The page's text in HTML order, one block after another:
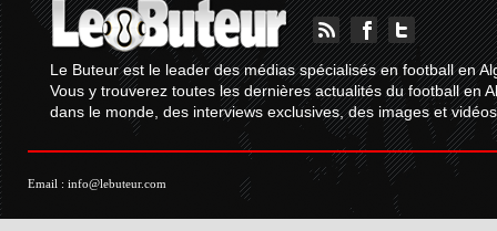
Le Buteur est le leader des médias spécialisés en football en
Vous y trouverez toutes les dernières actualités du football en
dans le monde, des interviews exclusives, des images et
Email : info@lebuteur.com